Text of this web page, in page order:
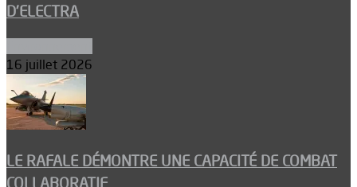
D’ELECTRA
16 juillet 2026
LE RAFALE DÉMONTRE UNE CAPACITÉ DE COMBAT
COLLABORATIF